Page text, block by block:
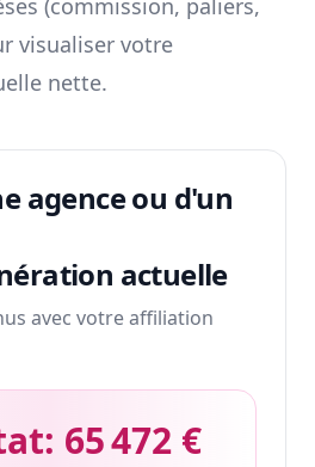
(commission, paliers,
visualiser votre
nette.
agence ou d'un
actuelle
avec votre affiliation
65 472 €